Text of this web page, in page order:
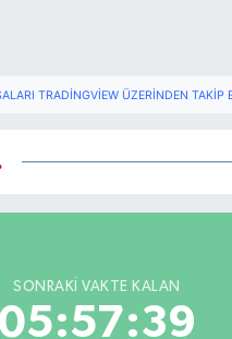
TRADINGVIEW ÜZERINDEN TAKIP
SONRAKI VAKTE KALAN
05:57:38